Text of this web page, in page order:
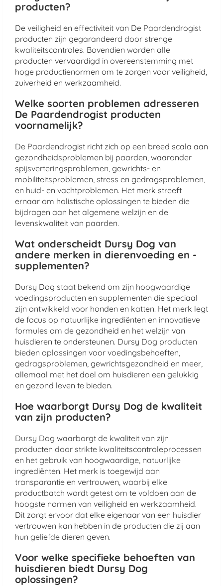
producten?
De veiligheid en effectiviteit van De Paardendrogist
producten zijn gegarandeerd door strenge
kwaliteitscontroles. Bovendien worden alle
producten vervaardigd in overeenstemming met
hoge productienormen om te zorgen voor veiligheid,
zuiverheid en werkzaamheid.
Welke soorten problemen adresseren
De Paardendrogist producten
voornamelijk?
De Paardendrogist richt zich op een breed scala aan
gezondheidsproblemen bij paarden, waaronder
spijsverteringsproblemen, gewrichts- en
mobiliteitsproblemen, stress en gedragsproblemen,
en huid- en vachtproblemen. Het merk streeft
ernaar om holistische oplossingen te bieden die
bijdragen aan het algemene welzijn en de
levenskwaliteit van paarden.
Wat onderscheidt Dursy Dog van
andere merken in dierenvoeding en -
supplementen?
Dursy Dog staat bekend om zijn hoogwaardige
voedingsproducten en supplementen die speciaal
zijn ontwikkeld voor honden en katten. Het merk legt
de focus op natuurlijke ingrediënten en innovatieve
formules om de gezondheid en het welzijn van
huisdieren te ondersteunen. Dursy Dog producten
bieden oplossingen voor voedingsbehoeften,
gedragsproblemen, gewrichtsgezondheid en meer,
allemaal met het doel om huisdieren een gelukkig
en gezond leven te bieden.
Hoe waarborgt Dursy Dog de kwaliteit
van zijn producten?
Dursy Dog waarborgt de kwaliteit van zijn
producten door strikte kwaliteitscontroleprocessen
en het gebruik van hoogwaardige, natuurlijke
ingrediënten. Het merk is toegewijd aan
transparantie en vertrouwen, waarbij elke
productbatch wordt getest om te voldoen aan de
hoogste normen van veiligheid en werkzaamheid.
Dit zorgt ervoor dat elke eigenaar van een huisdier
vertrouwen kan hebben in de producten die zij aan
hun geliefde dieren geven.
Voor welke specifieke behoeften van
huisdieren biedt Dursy Dog
oplossingen?